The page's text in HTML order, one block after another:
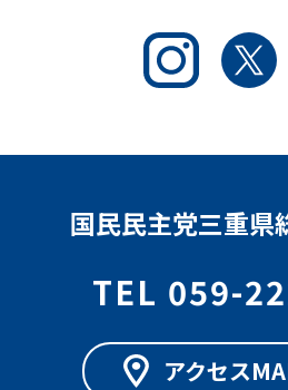
Instagram
国民民主党三重県
TEL 059-
アクセス